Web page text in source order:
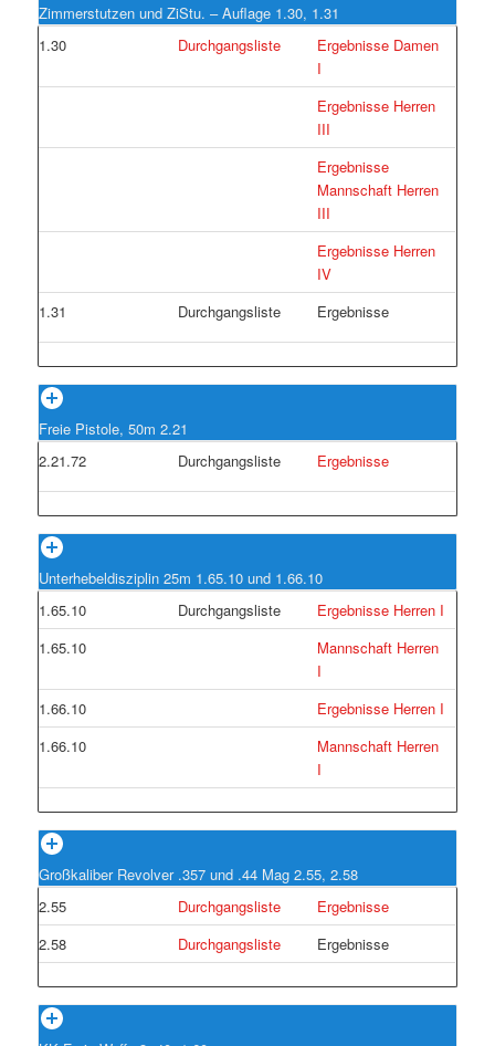
Zimmerstutzen und ZiStu. – Auflage 1.30, 1.31
1.30
Durchgangsliste
Ergebnisse Damen
I
Ergebnisse Herren
III
Ergebnisse
Mannschaft Herren
III
Ergebnisse Herren
IV
1.31
Durchgangsliste Ergebnisse
Freie Pistole, 50m 2.21
2.21.72
Durchgangsliste Ergebnisse
Unterhebeldisziplin 25m 1.65.10 und 1.66.10
1.65.10
Durchgangsliste
Ergebnisse Herren I
1.65.10
Mannschaft Herren
I
1.66.10
Ergebnisse Herren I
1.66.10
Mannschaft Herren
I
Großkaliber Revolver .357 und .44 Mag 2.55, 2.58
2.55
Durchgangsliste
Ergebnisse
2.58
Durchgangsliste Ergebnisse